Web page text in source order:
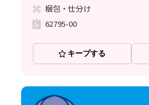
梱包・仕分け
62795-00
キープする